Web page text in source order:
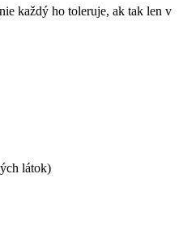
každý ho toleruje, ak tak len v
látok)